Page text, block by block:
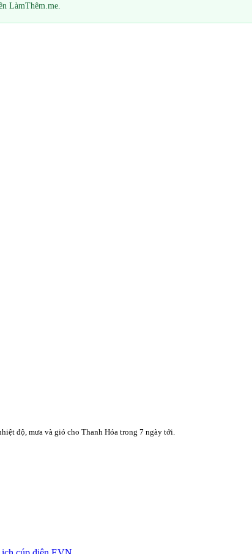
LàmThêm.me.
độ, mưa và gió cho Thanh Hóa trong 7 ngày tới.